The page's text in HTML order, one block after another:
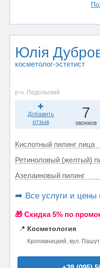
Юлія
косметолог-эстетист
р-н. Подольский
Добавить
отзыв
7
звонков
Кислотный пилинг лица
Ретиноловый (желтый)
Азелаиновый пилинг
➡️ Все услуги и цены
🎁 Cкидка 5% по
📍 Косметология
Кропивницкий, вул.